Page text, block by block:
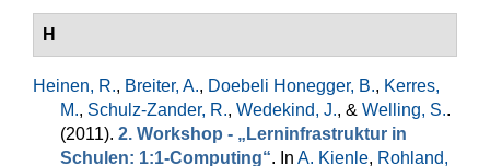
H
Heinen, R., Breiter, A., Doebeli Honegger, B., Kerres,
M., Schulz-Zander, R., Wedekind, J., & Welling, S..
(2011). 2. Workshop - „Lerninfrastruktur in
Schulen: 1:1-Computing“. In A. Kienle, Rohland,